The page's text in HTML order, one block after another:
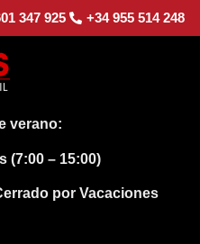
347 925 +34 955 514 248
verano:
(7:00 – 15:00)
por Vacaciones